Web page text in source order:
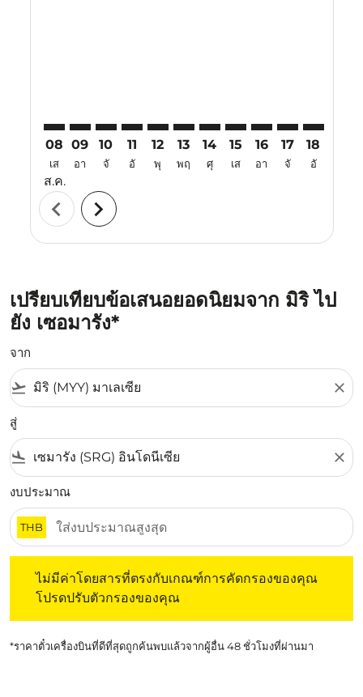
08
เส
ส.ค.
09
อา
10
จั
11
อั
12
พุ
13
พฤ
14
ศุ
15
เส
16
อา
17
จั
18
อั
chevron_left chevron_right
เปรียบเทียบข้อเสนอยอดนิยมจาก มิริ ไป
ยัง เซอมารัง*
จาก
flight_takeoff close
สู่
flight_land close
งบประมาณ
THB
ไม่มีค่าโดยสารที่ตรงกับเกณฑ์การคัดกรองของคุณ
โปรดปรับตัวกรองของคุณ
*ราคาตั๋วเครื่องบินที่ดีที่สุดถูกค้นพบแล้วจากผู้อื่น 48 ชั่วโมงที่ผ่านมา